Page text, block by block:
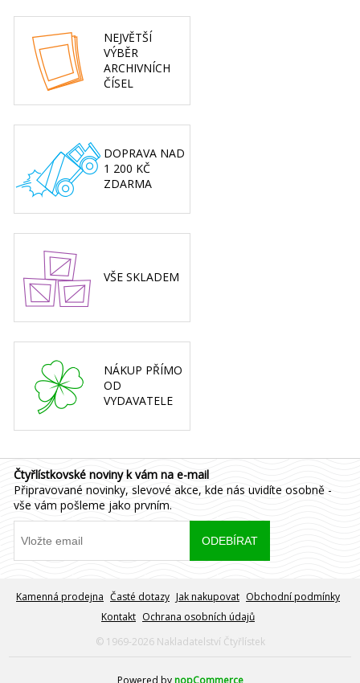
NEJVĚTŠÍ
VÝBĚR
ARCHIVNÍCH
ČÍSEL
DOPRAVA NAD
1 200 KČ
ZDARMA
VŠE SKLADEM
NÁKUP PŘÍMO
OD
VYDAVATELE
Čtyřlístkovské noviny k vám na e-mail
Připravované novinky, slevové akce, kde nás uvidíte osobně -
vše vám pošleme jako prvním.
Kamenná prodejna Časté dotazy Jak nakupovat Obchodní podmínky
Kontakt Ochrana osobních údajů
© 1969-2026 Nakladatelství Čtyřlístek
Powered by nopCommerce